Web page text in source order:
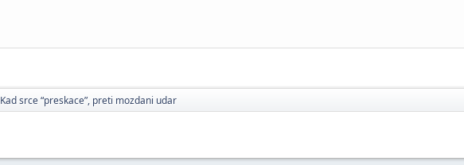
Kad srce “preskace”, preti mozdani udar